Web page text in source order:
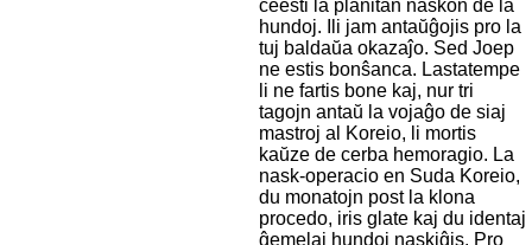
ĉeesti la planitan naskon de la
hundoj. Ili jam antaŭĝojis pro la
tuj baldaŭa okazaĵo. Sed Joep
ne estis bonŝanca. Lastatempe
li ne fartis bone kaj, nur tri
tagojn antaŭ la vojaĝo de siaj
mastroj al Koreio, li mortis
kaŭze de cerba hemoragio. La
nask-operacio en Suda Koreio,
du monatojn post la klona
procedo, iris glate kaj du identaj
ĝemelaj hundoj naskiĝis. Pro